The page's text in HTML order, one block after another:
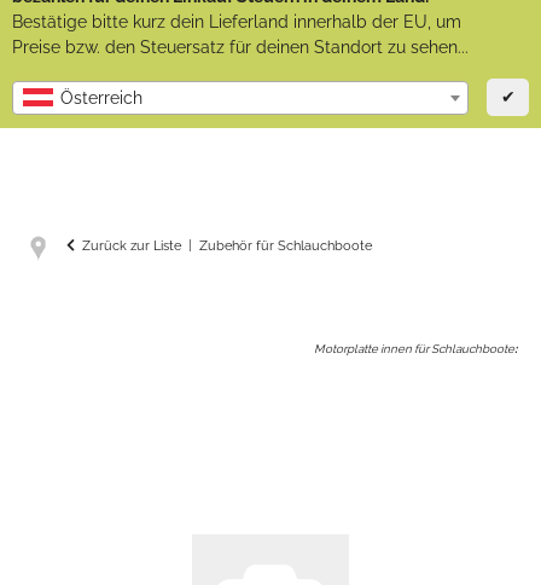
Bestätige bitte kurz dein Lieferland innerhalb der EU, um
Preise bzw. den Steuersatz für deinen Standort zu sehen...
Österreich ✔
Zurück zur Liste Zubehör für Schlauchboote
Motorplatte innen für Schlauchboote: